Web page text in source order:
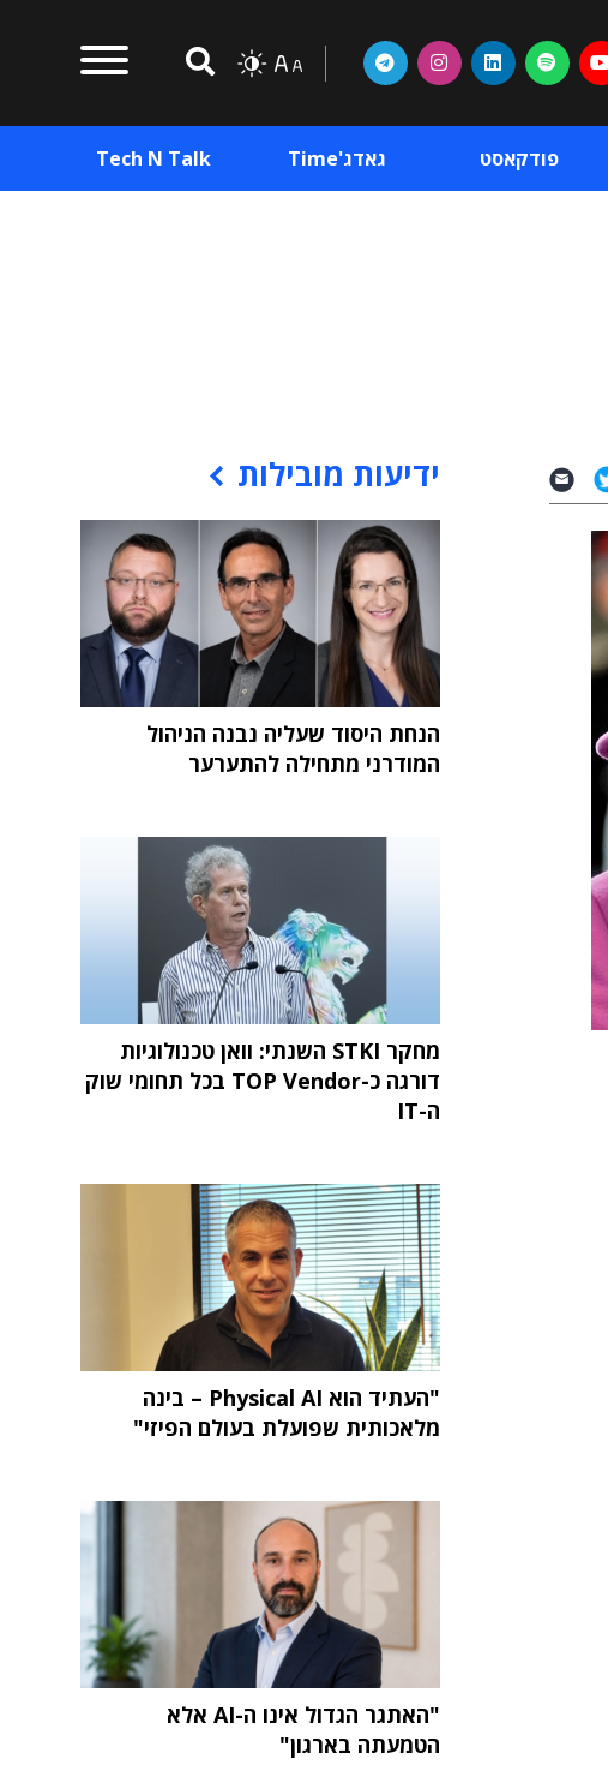
פודקאסט גאדג'Time Tech N Talk
ידיעות מובילות
הנחת היסוד שעליה נבנה הניהול
המודרני מתחילה להתערער
מחקר STKI השנתי: וואן טכנולוגיות
דורגה כ-TOP Vendor בכל תחומי שוק
ה-IT
"העתיד הוא Physical AI – בינה
מלאכותית שפועלת בעולם הפיזי"
"האתגר הגדול אינו ה-AI אלא
הטמעתה בארגון"